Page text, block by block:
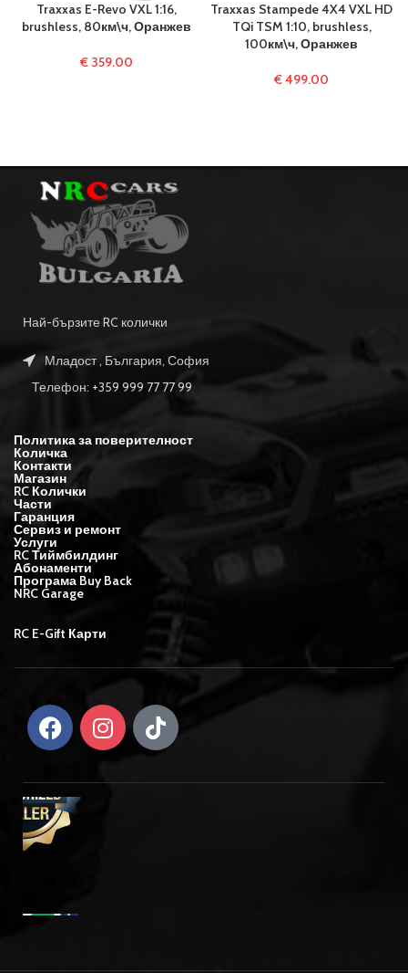
Traxxas E-Revo VXL 1:16,
brushless, 80км\ч, Оранжев
€ 359.00
Traxxas Stampede 4X4 VXL HD
TQi TSM 1:10, brushless,
100км\ч, Оранжев
€499.00
Най-бързите RC колички
Младост , България, София
Телефон: +359 999 77 77 99
Политика за поверителност
Количка
Контакти
Магазин
RC Колички
Части
Гаранция
Сервиз и ремонт
Услуги
RC Тиймбилдинг
Абонаменти
Програма Buy Back
NRC Garage
RC E-Gift Карти